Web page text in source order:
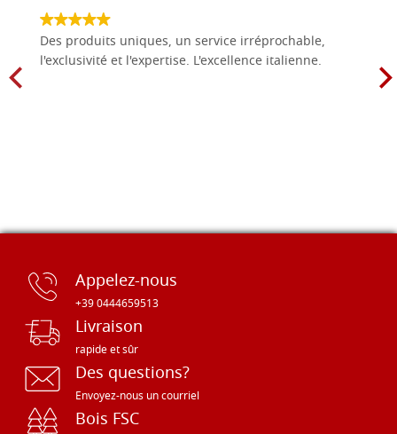
Des produits uniques, un service irréprochable,
l'exclusivité et l'expertise. L'excellence italienne.
Appelez-nous
+39 0444659513
Livraison
rapide et sûr
Des questions?
Envoyez-nous un courriel
Bois FSC